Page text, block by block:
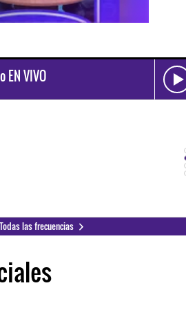
EN VIVO
Todas las frecuencias